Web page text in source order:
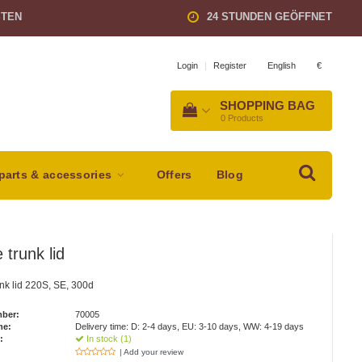
24 STUNDEN GEÖFFNET
Login | Register English €
SHOPPING BAG
0 Products
& accessories Offers Blog
trunk lid
lid 220S, SE, 300d
70005
Delivery time: D: 2-4 days, EU: 3-10 days, WW: 4-19 days
In stock (1)
| Add your review